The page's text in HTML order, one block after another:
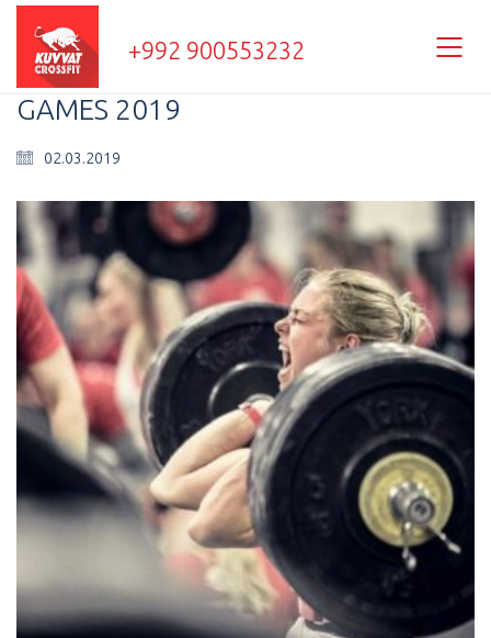
+992 900553232
GAMES 2019
02.03.2019